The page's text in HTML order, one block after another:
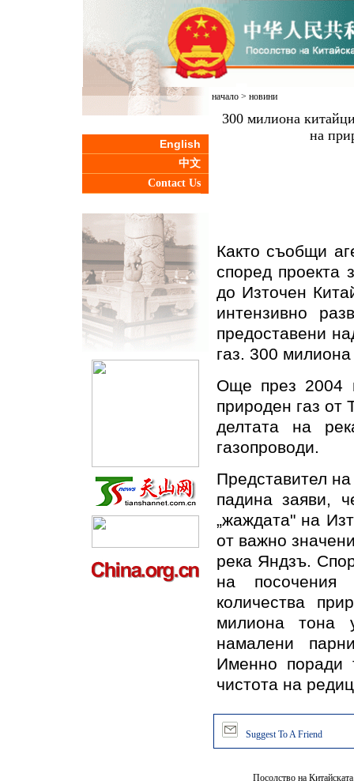
English
中文
Contact Us
начало> новини
300 милиона
на
Както съобщи
според проекта
до Източен
интензивно
предоставени
газ. 300
Още през 2004
природен газ от
делтата на
газопроводи.
Представител
падина заяви,
„жаждата" на
от важно
река Яндзъ.
на посочения
количества
милиона тона
намалени
Именно поради
чистота на
Suggest To A Friend
Посолство на